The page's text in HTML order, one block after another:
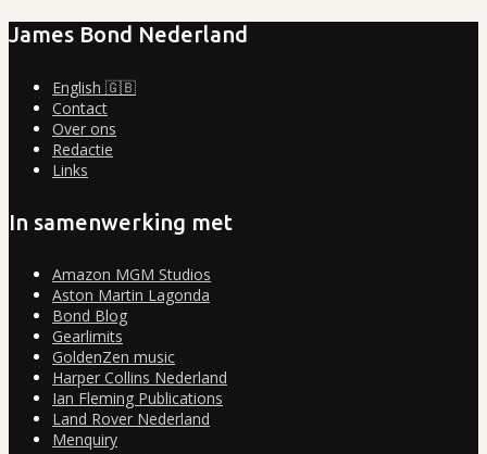
James Bond Nederland
English 🇬🇧
Contact
Over ons
Redactie
Links
In samenwerking met
Amazon MGM Studios
Aston Martin Lagonda
Bond Blog
Gearlimits
GoldenZen music
Harper Collins Nederland
Ian Fleming Publications
Land Rover Nederland
Menquiry